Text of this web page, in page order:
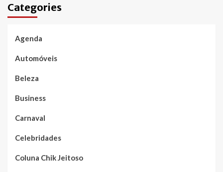
Categories
Agenda
Automóveis
Beleza
Business
Carnaval
Celebridades
Coluna Chik Jeitoso